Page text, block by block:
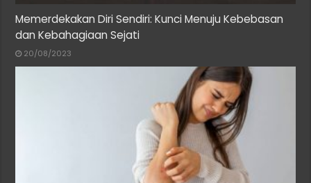
Memerdekakan Diri Sendiri: Kunci Menuju Kebebasan
dan Kebahagiaan Sejati
20/08/2023